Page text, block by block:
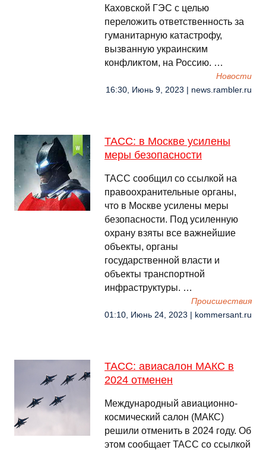
Каховской ГЭС с целью
переложить ответственность за
гуманитарную катастрофу,
вызванную украинским
конфликтом, на Россию. …
Новости
16:30, Июнь 9, 2023 | news.rambler.ru
ТАСС: в Москве усилены
меры безопасности
ТАСС сообщил со ссылкой на
правоохранительные органы,
что в Москве усилены меры
безопасности. Под усиленную
охрану взяты все важнейшие
объекты, органы
государственной власти и
объекты транспортной
инфраструктуры. …
Происшествия
01:10, Июнь 24, 2023 | kommersant.ru
ТАСС: авиасалон МАКС в
2024 отменен
Международный авиационно-
космический салон (МАКС)
решили отменить в 2024 году. Об
этом сообщает ТАСС со ссылкой